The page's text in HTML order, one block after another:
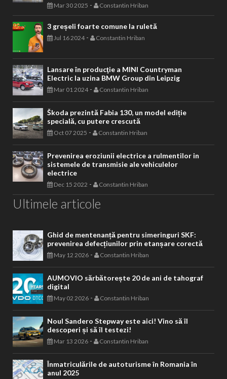
Mar 30 2025 - Constantin Hriban
3 greșeli foarte comune la ruletă
Jul 16 2024- Constantin Hriban
Lansare în producţie a MINI Countryman
Electric la uzina BMW Group din Leipzig
Mar 01 2024- Constantin Hriban
Škoda prezintă Fabia 130, un model ediție
specială, cu putere crescută
Oct 07 2025 - Constantin Hriban
Prevenirea eroziunii electrice a rulmentilor in
sistemele de transmisie ale vehiculelor
electrice
Dec 15 2022 - Constantin Hriban
Ultimele articole
Ghid de mentenanță pentru simeringuri SKF:
prevenirea defecțiunilor prin etanșare corectă
May 12 2026 - Constantin Hriban
AUMOVIO sărbătorește 20 de ani de tahograf
digital
May 02 2026 - Constantin Hriban
Noul Sandero Stepway este aici! Vino să îl
descoperi și să îl testezi!
Mar 13 2026 - Constantin Hriban
Înmatriculările de autoturisme în Romania în
anul 2025